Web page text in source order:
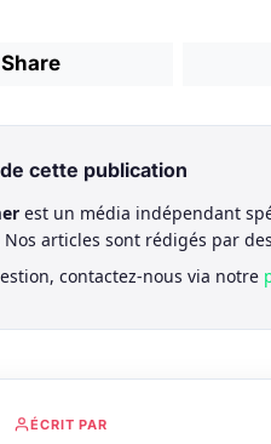
Share
cette publication
est un média indépendant
articles sont rédigés par
contactez-nous via notre
ÉCRIT PAR